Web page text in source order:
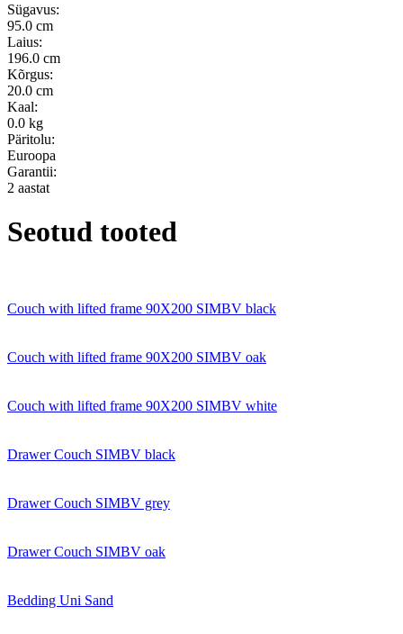
Sügavus:
95.0 cm
Laius:
196.0 cm
Kõrgus:
20.0 cm
Kaal:
0.0 kg
Päritolu:
Euroopa
Garantii:
2 aastat
Seotud tooted
Couch with lifted frame 90X200 SIMBV black
Couch with lifted frame 90X200 SIMBV oak
Couch with lifted frame 90X200 SIMBV white
Drawer Couch SIMBV black
Drawer Couch SIMBV grey
Drawer Couch SIMBV oak
Bedding Uni Sand